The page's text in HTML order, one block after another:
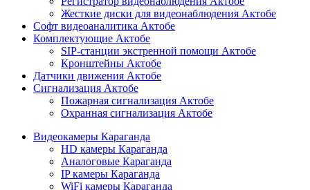
Жесткие диски для видеонаблюдения Актобе
Софт видеоаналитика Актобе
Комплектующие Актобе
SIP-станции экстренной помощи Актобе
Кронштейны Актобе
Датчики движения Актобе
Сигнализация Актобе
Пожарная сигнализация Актобе
Охранная сигнализация Актобе
Видеокамеры Караганда
HD камеры Караганда
Аналоговые Караганда
IP камеры Караганда
WiFi камеры Караганда